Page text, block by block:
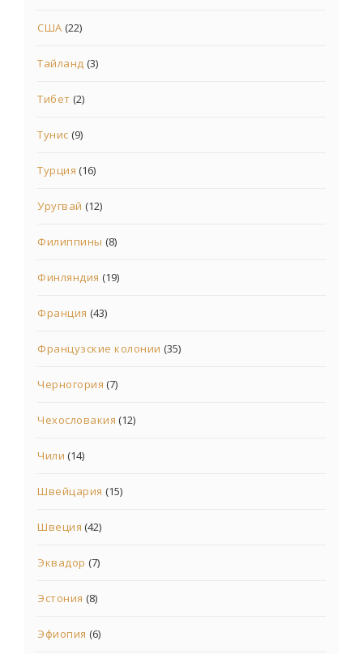
США (22)
Тайланд (3)
Тибет (2)
Тунис (9)
Турция (16)
Уругвай (12)
Филиппины (8)
Финляндия (19)
Франция (43)
Французские колонии (35)
Черногория (7)
Чехословакия (12)
Чили (14)
Швейцария (15)
Швеция (42)
Эквадор (7)
Эстония (8)
Эфиопия (6)